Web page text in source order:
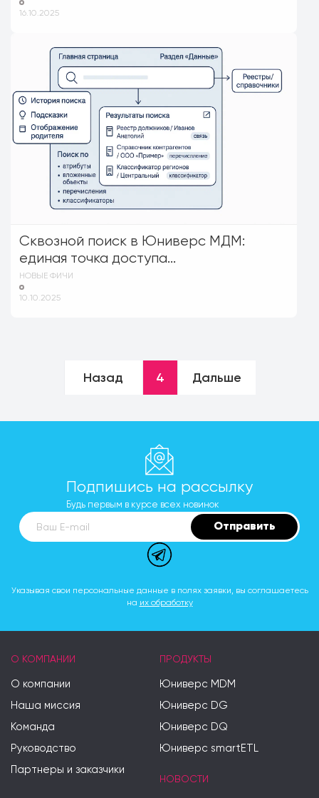
16.10.2025
Сквозной поиск в Юниверс МДМ:
единая точка доступа...
НОВЫЕ ФИЧИ
10.10.2025
Назад 4 Дальше
Подпишись на рассылку
Будь первым в курсе всех новинок
Ваш E-mail Отправить
Указывая свои персональные данные в полях заявки, вы соглашаетесь
на их обработку
О КОМПАНИИ
О компании
Наша миссия
Команда
Руководство
Партнеры и заказчики
ПРОДУКТЫ
Юниверс MDM
Юниверс DG
Юниверс DQ
Юниверс smartETL
НОВОСТИ